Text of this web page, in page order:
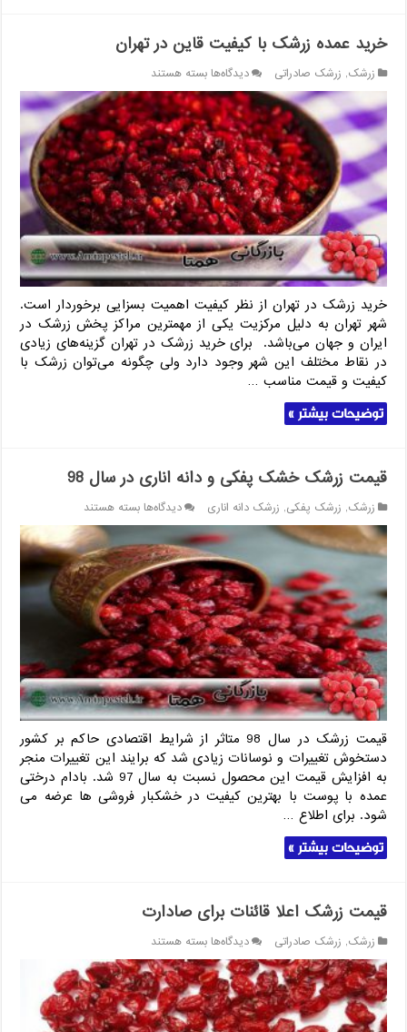
خرید عمده زرشک با کیفیت قاین در تهران
زرشک, زرشک صادراتی دیدگاه‌هابرای
خرید
عمده
زرشک
با
کیفیت
قاین
در
تهران
بسته هستند
خرید زرشک در تهران از نظر کیفیت اهمیت بسزایی برخوردار است.
شهر تهران به دلیل مرکزیت یکی از مهمترین مراکز پخش زرشک در
ایران و جهان می‌باشد. برای خرید زرشک در تهران گزینه‌های زیادی
در نقاط مختلف این شهر وجود دارد ولی چگونه می‌توان زرشک با
کیفیت و قیمت مناسب …
توضیحات بیشتر »
قیمت زرشک خشک پفکی و دانه اناری در سال 98
زرشک, زرشک پفکی, زرشک دانه اناری دیدگاه‌هابرای
قیمت
خشک
پفکی
و
دانه
اناری
در
سال
98
بسته هستند
قیمت زرشک در سال 98 متاثر از شرایط اقتصادی حاکم بر کشور
دستخوش تغییرات و نوسانات زیادی شد که برایند این تغییرات منجر
به افزایش قیمت این محصول نسبت به سال 97 شد. بادام درختی
عمده با پوست با بهترین کیفیت در خشکبار فروشی ها عرضه می
شود. برای اطلاع …
توضیحات بیشتر »
قیمت زرشک اعلا قائنات برای صادارت
زرشک, زرشک صادراتی دیدگاه‌هابرای
قیمت
زرشک
اعلا
قائنات
برای
بسته هستند